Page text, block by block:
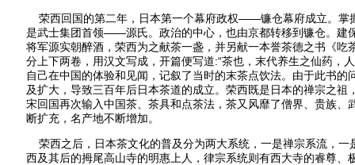
荣西回国的第二年，日本第一个幕府政权——镰仓幕府成立。掌
是武士集团首领——源氏。政治的中心，也由京都转移到镰仓。建
将军源实朝醉酒，荣西为之献茶一盏，并另献一本誉茶德之书《吃
分上下两卷，用汉文写成，开篇便写道:“茶也，末代养生之仙药，
自己在中国的体验和见闻，记叙了当时的末茶点饮法。由于此书的
及扩大，导致三百年后日本茶道的成立。荣西既是日本的禅宗之祖
宋回国再次输入中国茶、茶具和点茶法，茶又风靡了僧界、贵族、
断扩充，名产地不断增加。
荣西之后，日本茶文化的普及分为两大系统，一是禅宗系流，一
西及其后的拇尾高山寺的明惠上人，律宗系统则有西大寺的睿尊、